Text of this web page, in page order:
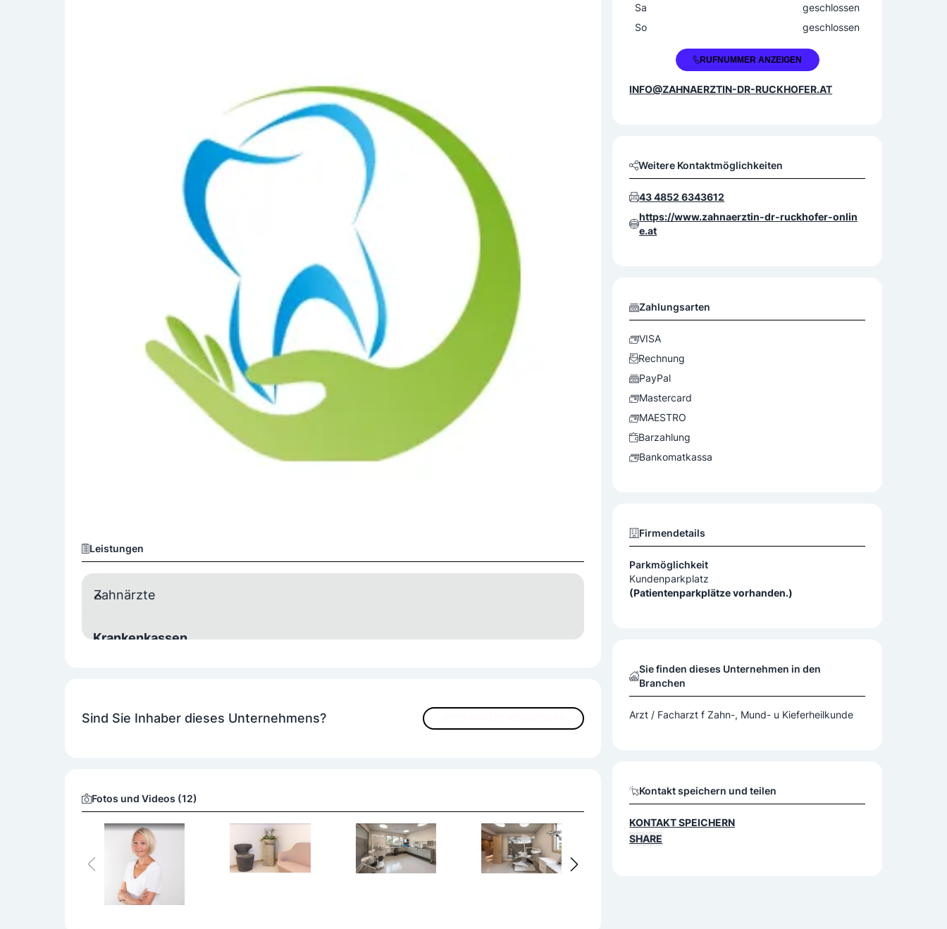
Leistungen
Zahnärzte
Krankenkassen
Ja
Sind Sie Inhaber dieses Unternehmens?
Fotos und Videos (12)
Sa
geschlossen
So
geschlossen
+43 4852 634360RUFNUMMER ANZEIGEN
INFO@ZAHNAERZTIN-DR-RUCKHOFER.AT
Weitere Kontaktmöglichkeiten
43 4852 6343612
https://www.zahnaerztin-dr-ruckhofer-onlin
e.at
Zahlungsarten
VISA
Rechnung
PayPal
Mastercard
MAESTRO
Barzahlung
Bankomatkassa
Firmendetails
Parkmöglichkeit
Kundenparkplatz
(Patientenparkplätze vorhanden.)
Sie finden dieses Unternehmen in den
Branchen
Arzt / Facharzt f Zahn-, Mund- u Kieferheilkunde
Kontakt speichern und teilen
KONTAKT SPEICHERN
SHARE